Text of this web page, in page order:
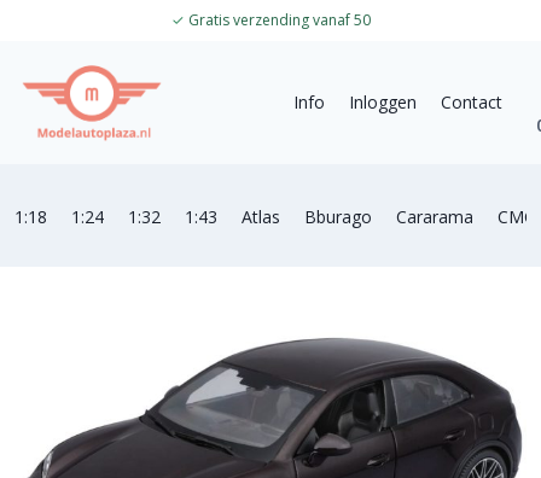
✓ Gratis verzending vanaf 50
Info Inloggen
Contact
1:18 1:24 1:32 1:43 Atlas Bburago Cararama CMC